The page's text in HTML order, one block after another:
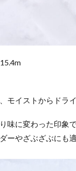
モイストからドラ
味に変わった印象
ーやざぶざぶにも